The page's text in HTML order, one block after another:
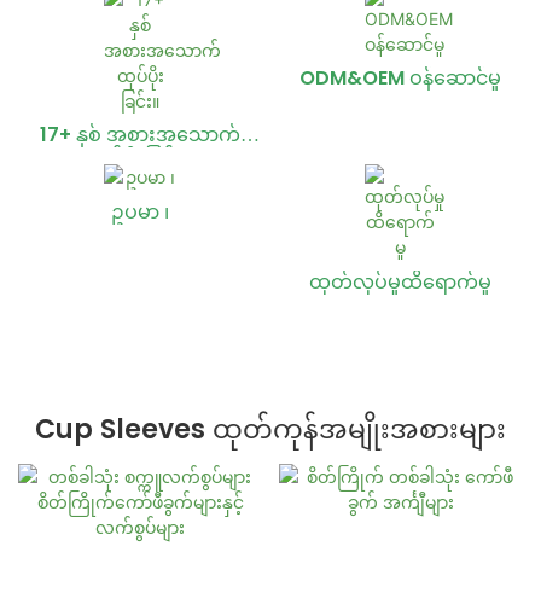
17+ နှစ် အစားအသောက်
ထုပ်ပိုးခြင်း။
ODM&OEM ဝန်ဆောင်မှု
ဥပမာ ၊
ထုတ်လုပ်မှုထိရောက်မှု
Cup Sleeves ထုတ်ကုန်အမျိုးအစားများ